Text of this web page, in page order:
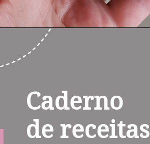
Caderno
de receitas